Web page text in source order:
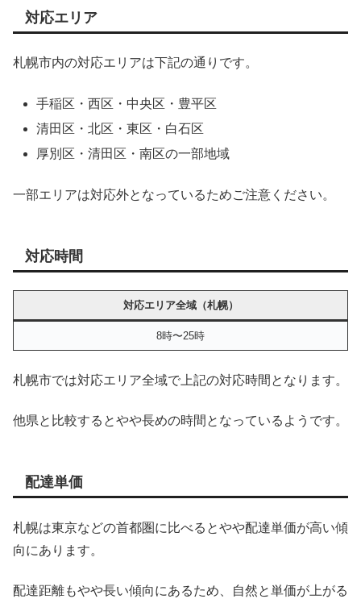
対応エリア
札幌市内の対応エリアは下記の通りです。
手稲区・西区・中央区・豊平区
清田区・北区・東区・白石区
厚別区・清田区・南区の一部地域
一部エリアは対応外となっているためご注意ください。
対応時間
対応エリア全域（札幌）
8時〜25時
札幌市では対応エリア全域で上記の対応時間となります。
他県と比較するとやや長めの時間となっているようです。
配達単価
札幌は東京などの首都圏に比べるとやや配達単価が高い傾
向にあります。
配達距離もやや長い傾向にあるため、自然と単価が上がる